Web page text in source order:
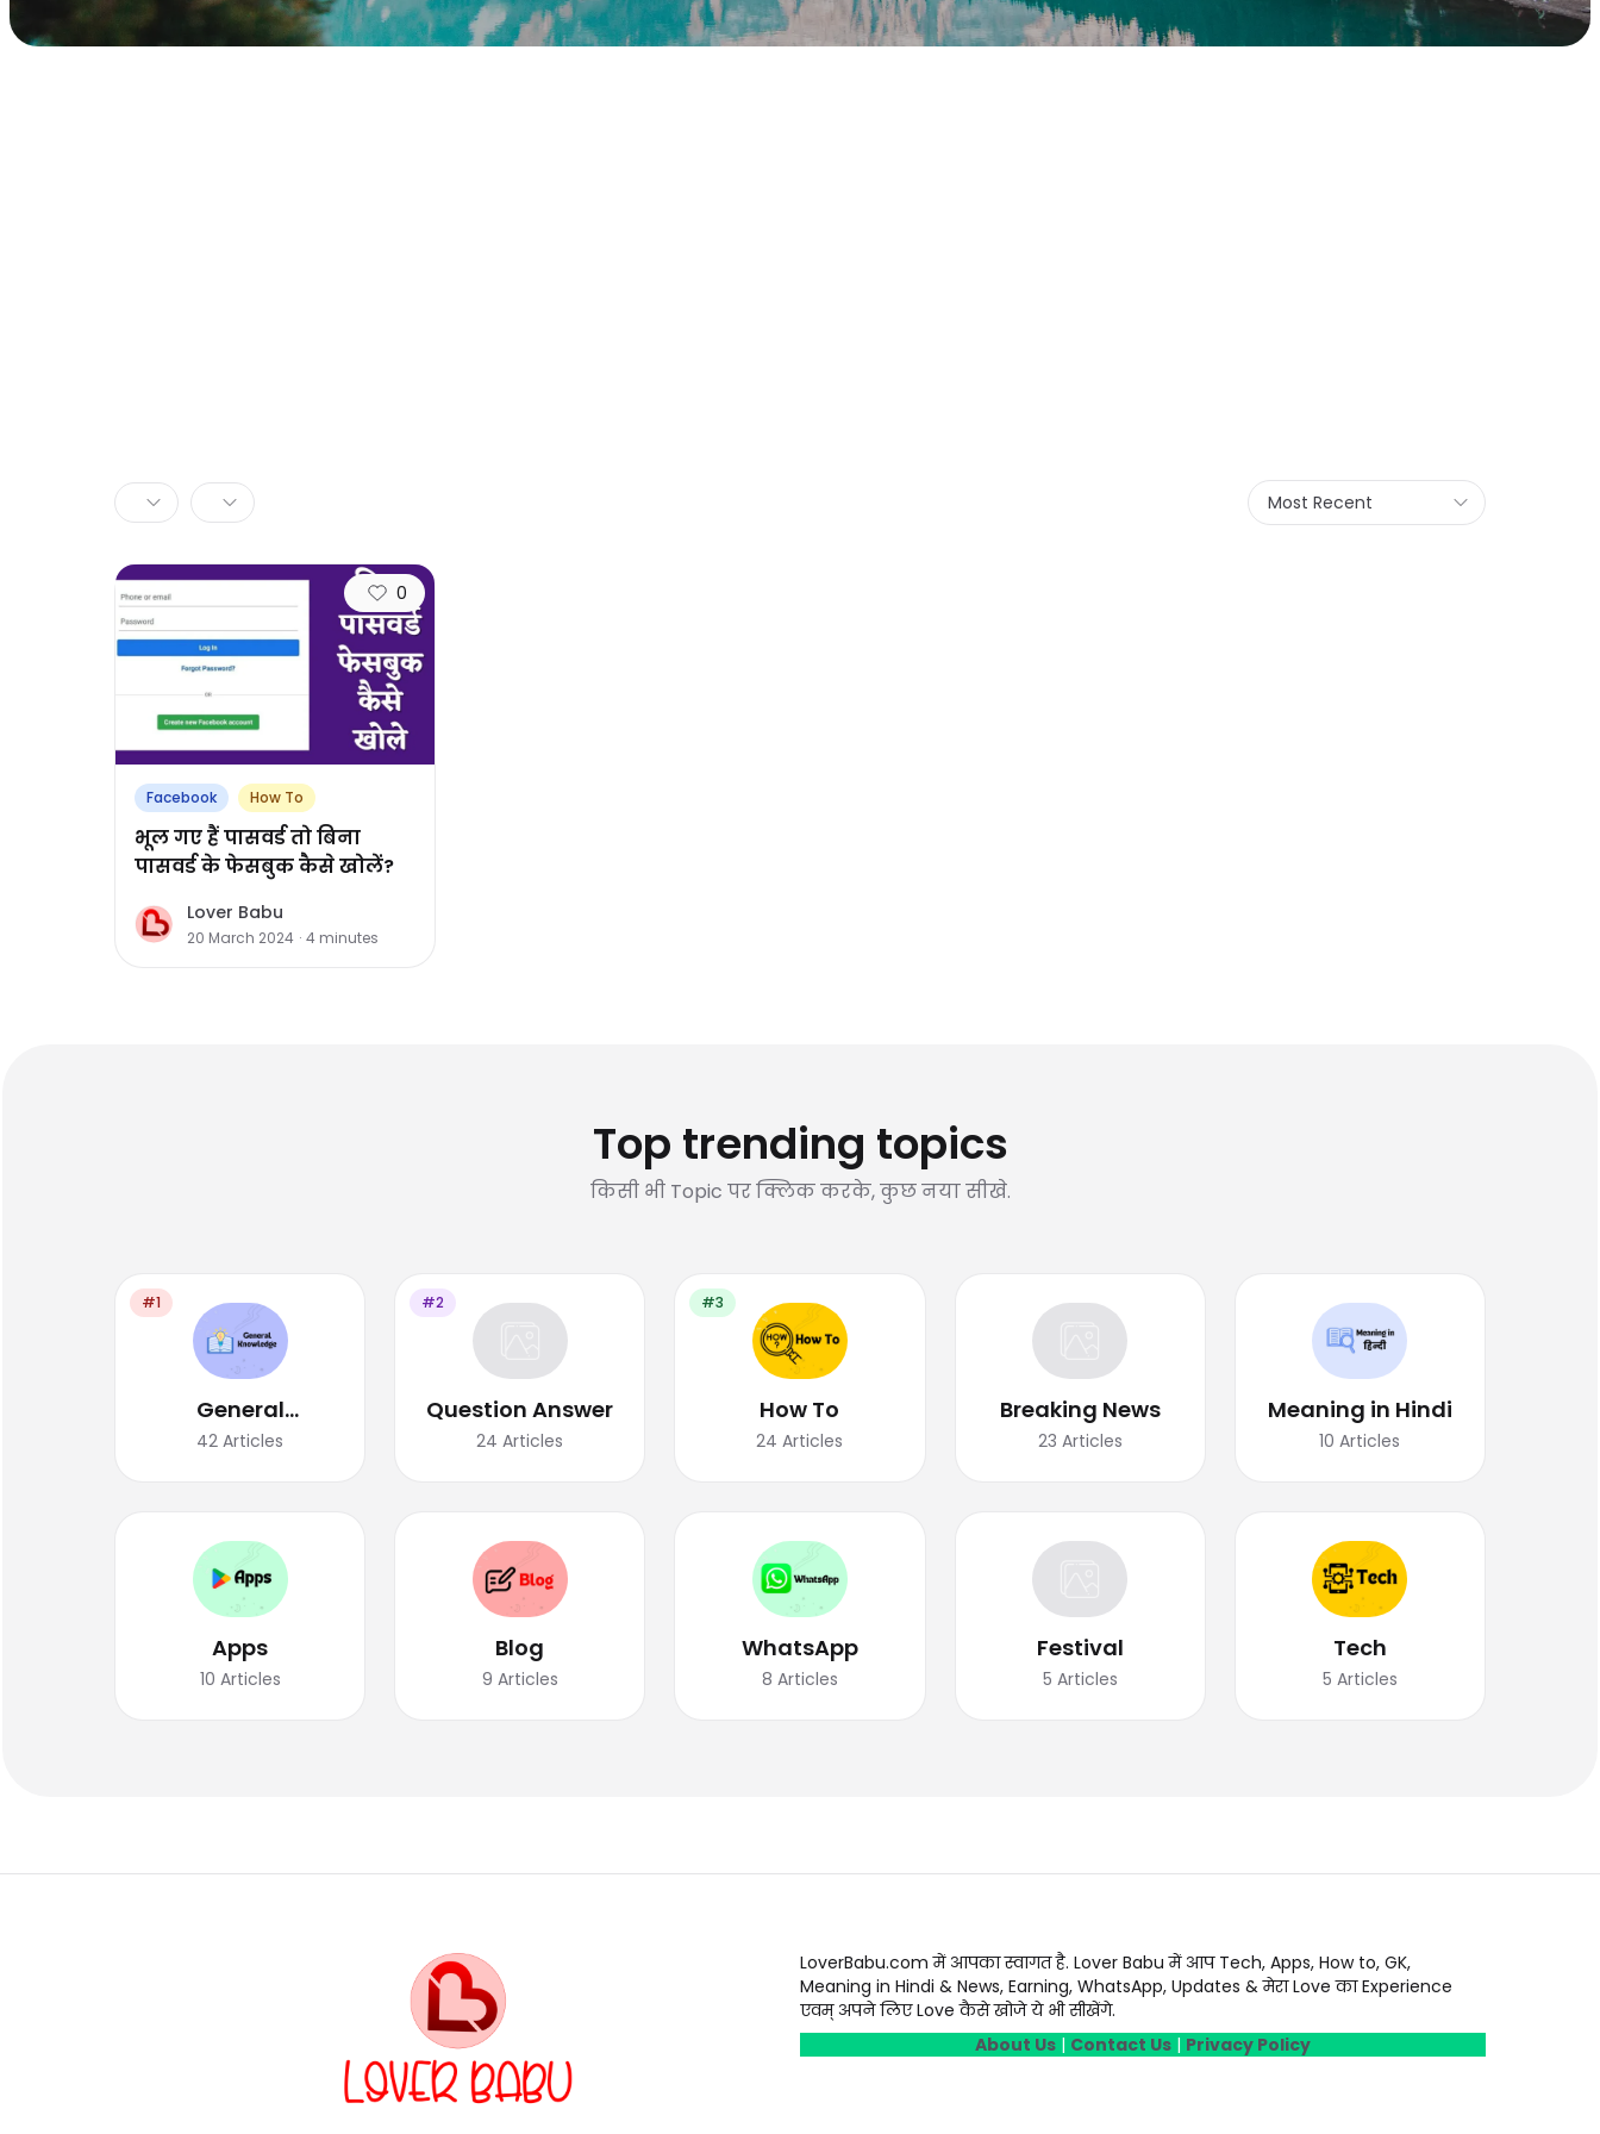
Most Recent
0
Facebook How To
भूल गए हैं पासवर्ड तो बिना
पासवर्ड के फेसबुक कैसे खोलें?
L Lover Babu
20 March 2024 · 4 minutes
Top trending topics
किसी भी Topic पर क्लिक करके, कुछ नया सीखे.
#1
General
Knowledge
42 Articles
#2
Question Answer
24 Articles
#3
How To
24 Articles
Breaking News
23 Articles
Meaning in Hindi
10 Articles
Apps
10 Articles
Blog
9 Articles
WhatsApp
8 Articles
Festival
5 Articles
Tech
5 Articles
LoverBabu.com में आपका स्वागत है. Lover Babu में आप Tech, Apps, How to, GK,
Meaning in Hindi & News, Earning, WhatsApp, Updates & मेरा Love का Experience
एवम् अपने लिए Love कैसे खोजे ये भी सीखेंगे.
About Us | Contact Us | Privacy Policy